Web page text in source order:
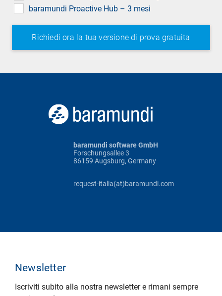
baramundi Proactive Hub – 3 mesi
baramundi software GmbH
Forschungsallee 3
86159 Augsburg, Germany
request-italia(at)baramundi.com
Newsletter
Iscriviti subito alla nostra newsletter e rimani sempre